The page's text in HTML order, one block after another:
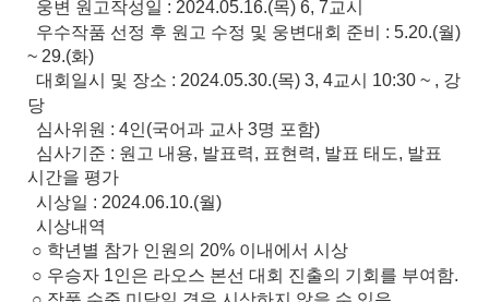
웅변 원고작성일 : 2024.05.16.(목) 6, 7교시
우수작품 선정 후 원고 수정 및 웅변대회 준비 : 5.20.(월)
~ 29.(화)
대회일시 및 장소 : 2024.05.30.(목) 3, 4교시 10:30 ~ , 강
당
심사위원 : 4인(국어과 교사 3명 포함)
심사기준 : 원고 내용, 발표력, 표현력, 발표 태도, 발표
시간을 평가
시상일 : 2024.06.10.(월)
시상내역
○ 학년별 참가 인원의 20% 이내에서 시상
○ 우승자 1인은 라오스 본선 대회 진출의 기회를 부여함.